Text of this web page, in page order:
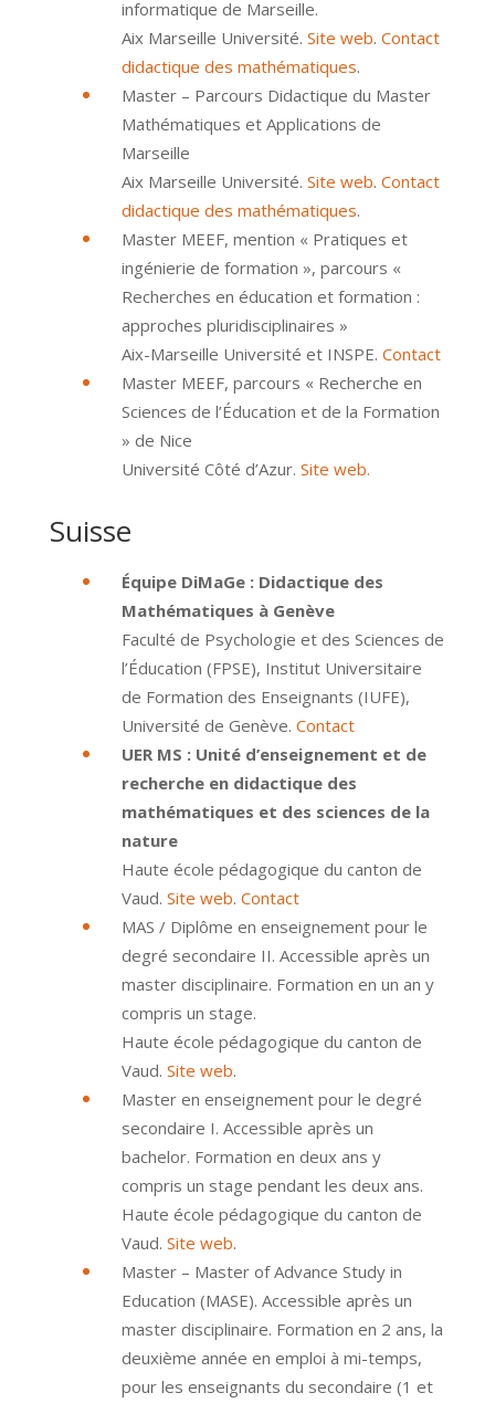
informatique de Marseille.
Aix Marseille Université. Site web. Contact
didactique des mathématiques.
Master – Parcours Didactique du Master
Mathématiques et Applications de
Marseille
Aix Marseille Université. Site web. Contact
didactique des mathématiques.
Master MEEF, mention « Pratiques et
ingénierie de formation », parcours «
Recherches en éducation et formation :
approches pluridisciplinaires »
Aix-Marseille Université et INSPE. Contact
Master MEEF, parcours « Recherche en
Sciences de l’Éducation et de la Formation
» de Nice
Université Côté d’Azur. Site web.
Suisse
Équipe DiMaGe : Didactique des
Mathématiques à Genève
Faculté de Psychologie et des Sciences de
l’Éducation (FPSE), Institut Universitaire
de Formation des Enseignants (IUFE),
Université de Genève. Contact
UER MS : Unité d’enseignement et de
recherche en didactique des
mathématiques et des sciences de la
nature
Haute école pédagogique du canton de
Vaud. Site web. Contact
MAS / Diplôme en enseignement pour le
degré secondaire II. Accessible après un
master disciplinaire. Formation en un an y
compris un stage.
Haute école pédagogique du canton de
Vaud. Site web.
Master en enseignement pour le degré
secondaire I. Accessible après un
bachelor. Formation en deux ans y
compris un stage pendant les deux ans.
Haute école pédagogique du canton de
Vaud. Site web.
Master – Master of Advance Study in
Education (MASE). Accessible après un
master disciplinaire. Formation en 2 ans, la
deuxième année en emploi à mi-temps,
pour les enseignants du secondaire (1 et